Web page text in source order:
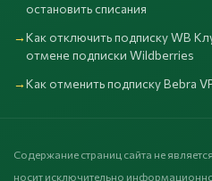
остановить списания
Как отключить подписку WB
отмене подписки Wildberries
Как отменить подписку Bebra
Содержание страниц сайта не
носит исключительно